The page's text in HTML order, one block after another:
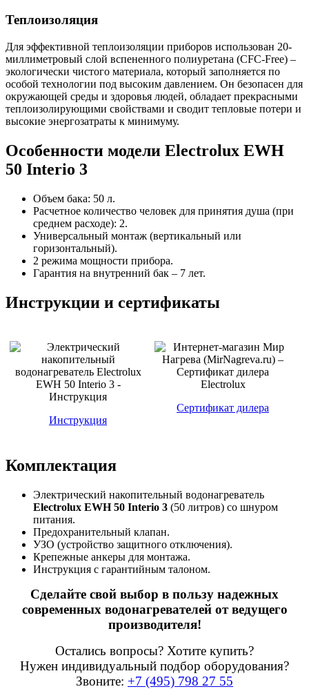
Теплоизоляция
Для эффективной теплоизоляции приборов использован 20-
миллиметровый слой вспененного полиуретана (CFC-Free) –
экологически чистого материала, который заполняется по
особой технологии под высоким давлением. Он безопасен для
окружающей среды и здоровья людей, обладает прекрасными
теплоизолирующими свойствами и сводит тепловые потери и
высокие энергозатраты к минимуму.
Особенности модели Electrolux EWH
50 Interio 3
Объем бака: 50 л.
Расчетное количество человек для принятия душа (при
среднем расходе): 2.
Универсальный монтаж (вертикальный или
горизонтальный).
2 режима мощности прибора.
Гарантия на внутренний бак – 7 лет.
Инструкции и сертификаты
Инструкция
Сертификат дилера
Комплектация
Электрический накопительный водонагреватель
Electrolux EWH 50 Interio 3 (50 литров) со шнуром
питания.
Предохранительный клапан.
УЗО (устройство защитного отключения).
Крепежные анкеры для монтажа.
Инструкция с гарантийным талоном.
Сделайте свой выбор в пользу надежных
современных водонагревателей от ведущего
производителя!
Остались вопросы? Хотите купить?
Нужен индивидуальный подбор оборудования?
Звоните: +7 (495) 798 27 55